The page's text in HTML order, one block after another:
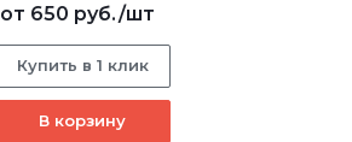
от 650 руб./шт
Купить в 1 клик
В корзину